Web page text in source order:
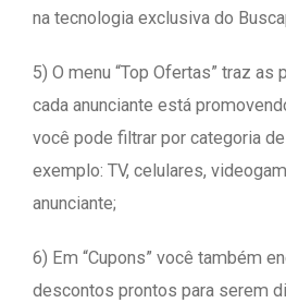
na tecnologia exclusiva do
5) O menu “Top Ofertas” traz
cada anunciante está
você pode filtrar por categoria
exemplo: TV, celulares,
anunciante;
6) Em “Cupons” você também
descontos prontos para serem